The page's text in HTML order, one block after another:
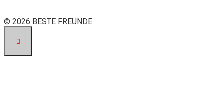
© 2026 BESTE FREUNDE